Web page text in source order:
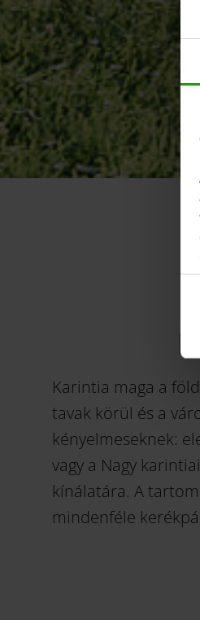
Karintia maga a
tavak körül és a
kényelmeseknek:
vagy a Nagy
kínálatára. A
mindenféle